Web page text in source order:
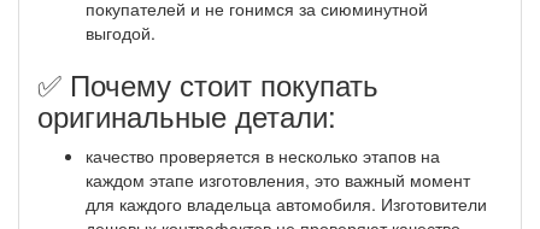
покупателей и не гонимся за сиюминутной
выгодой.
✅ Почему стоит покупать
оригинальные детали:
качество проверяется в несколько этапов на
каждом этапе изготовления, это важный момент
для каждого владельца автомобиля. Изготовители